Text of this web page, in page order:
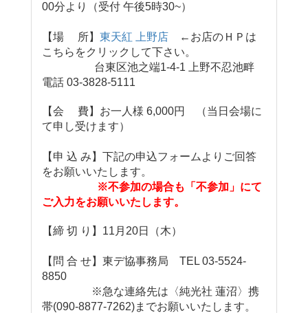
00分より（受付 午後5時30~）
【場 所】 東天紅 上野店 ←お店のＨＰは
こちらをクリックして下さい。
台東区池之端1-4-1 上野不忍池畔
電話 03-3828-5111
【会 費】お一人様 6,000円 （当日会場に
て申し受けます）
【申 込 み】下記の申込フォームよりご回答
をお願いいたします。
※不参加の場合も「不参加」にて
ご入力をお願いいたします。
【締 切 り】11月20日（木）
【問 合 せ】東デ協事務局 TEL 03-5524-
8850
※急な連絡先は〈純光社 蓮沼〉携
帯(090-8877-7262)までお願いいたします。